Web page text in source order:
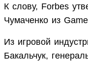
К слову, Forbes
Чумаченко из
Из игровой
Бакальчук,